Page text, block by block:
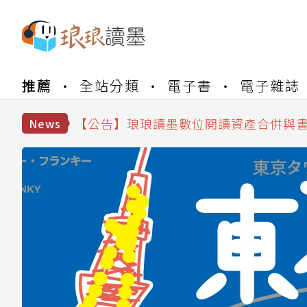
推薦 全站分類 電子書 電子雜誌
News
【公告】琅琅書店服務升級重要說明及
【公告】因 Readmoo 讀墨系統維護中
【公告】琅琅讀墨數位閱讀資產合併與
【公告】琅琅讀墨書櫃開通常見問題
【公告】琅琅讀墨 3 分鐘完成書櫃開通
【公告】琅琅書店服務升級重要說明及
【公告】因 Readmoo 讀墨系統維護